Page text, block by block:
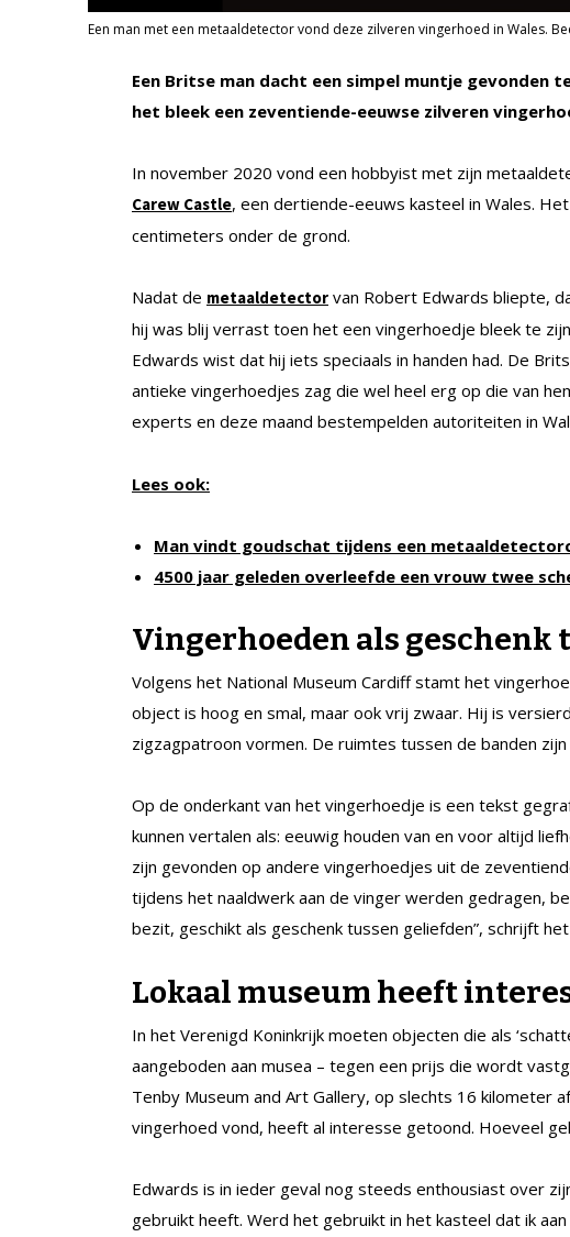
Een man met een metaaldetector vond deze zilveren vingerhoed in Wales.
Een Britse man dacht een simpel muntje gevonden
het bleek een zeventiende-eeuwse zilveren
In november 2020 vond een hobbyist met zijn
Carew Castle, een dertiende-eeuws kasteel in Wales.
centimeters onder de grond.
Nadat de metaaldetector van Robert Edwards bliepte,
hij was blij verrast toen het een vingerhoedje bleek te
Edwards wist dat hij iets speciaals in handen had. De
antieke vingerhoedjes zag die wel heel erg op die van
experts en deze maand bestempelden autoriteiten in
Lees ook:
Man vindt goudschat tijdens een
4500 jaar geleden overleefde een vrouw twee
Vingerhoeden als geschenk
Volgens het National Museum Cardiff stamt het
object is hoog en smal, maar ook vrij zwaar. Hij is
zigzagpatroon vormen. De ruimtes tussen de banden
Op de onderkant van het vingerhoedje is een tekst
kunnen vertalen als: eeuwig houden van en voor altijd
zijn gevonden op andere vingerhoedjes uit de
tijdens het naaldwerk aan de vinger werden gedragen,
bezit, geschikt als geschenk tussen geliefden”, schrijft
Lokaal museum heeft
In het Verenigd Koninkrijk moeten objecten die als
aangeboden aan musea – tegen een prijs die wordt
Tenby Museum and Art Gallery, op slechts 16 kilometer
vingerhoed vond, heeft al interesse getoond. Hoeveel
Edwards is in ieder geval nog steeds enthousiast over
gebruikt heeft. Werd het gebruikt in het kasteel dat ik